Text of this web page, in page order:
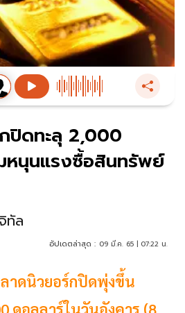
ปิดทะลุ 2,000
หนุนแรงซื้อสินทรัพย์
ทัล
อัปเดตล่าสุด : 09 มี.ค. 65 | 07:22 น.
าดนิวยอร์กปิดพุ่งขึ้น
ดอลลาร์ในวันอังคาร (8